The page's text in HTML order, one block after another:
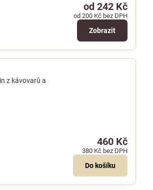
od 242 Kč
od 200 Kč bez DPH
Zobrazit
z kávovarů a
460 Kč
380 Kč bez DPH
Do košíku